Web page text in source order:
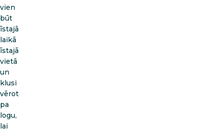
vien
būt
īstajā
laikā
īstajā
vietā
un
klusi
vērot
pa
logu,
lai